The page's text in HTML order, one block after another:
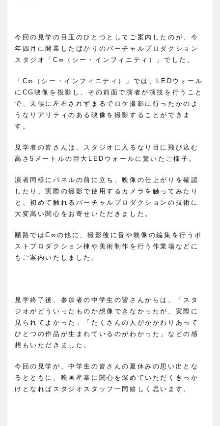
今回の見学の目玉のひとつとしてご案内したのが、今
年四月に開業したばかりのバーチャルプロダクション
スタジオ「C∞（シー・インフィニティ）」でした。
「C∞（シー・インフィニティ）」では、LEDウォール
にCG映像を投影し、その前面で演者が演技を行うこと
で、天候に左右されずまるでロケ撮影に行ったかのよ
うなリアリティのある映像を撮影することができま
す。
見学者の皆さんは、スタジオに入るなり目に飛び込む
高さ5メートルの巨大LEDウォールに驚いたご様子。
演者同様にパネルの前に立ち、映像の仕上がりを確認
したり、実際の撮影で使用するカメラを触ってみたり
と、初めて触れるバーチャルプロダクションの技術に
大変高い関心をお寄せいただきました。
順路ではC∞の他に、撮影後に音や映像の編集を行うポ
ストプロダクション棟や美術制作を行う作業場などに
もご案内いたしました。
見学終了後、参加者の中学生の皆さんからは、「スタ
ジオがどういったものか想像できなかったが、実際に
見られてよかった」「たくさんの人がかかわりあって
ひとつの作品が生まれているのがわかった」などの感
想もいただきました。
今回の見学が、中学生の皆さんの夏休みの思い出とな
るとともに、映画産業に関心を深めていただくきっか
けとなればスタジオスタッフ一同嬉しく思います。